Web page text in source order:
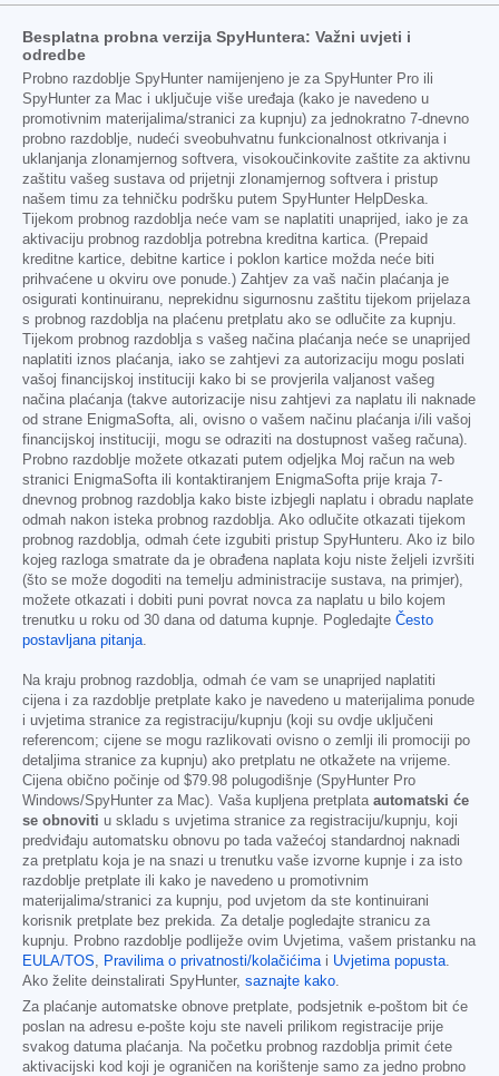
Besplatna probna verzija SpyHuntera: Važni uvjeti i
odredbe
Probno razdoblje SpyHunter namijenjeno je za SpyHunter Pro ili
SpyHunter za Mac i uključuje više uređaja (kako je navedeno u
promotivnim materijalima/stranici za kupnju) za jednokratno 7-dnevno
probno razdoblje, nudeći sveobuhvatnu funkcionalnost otkrivanja i
uklanjanja zlonamjernog softvera, visokoučinkovite zaštite za aktivnu
zaštitu vašeg sustava od prijetnji zlonamjernog softvera i pristup
našem timu za tehničku podršku putem SpyHunter HelpDeska.
Tijekom probnog razdoblja neće vam se naplatiti unaprijed, iako je za
aktivaciju probnog razdoblja potrebna kreditna kartica. (Prepaid
kreditne kartice, debitne kartice i poklon kartice možda neće biti
prihvaćene u okviru ove ponude.) Zahtjev za vaš način plaćanja je
osigurati kontinuiranu, neprekidnu sigurnosnu zaštitu tijekom prijelaza
s probnog razdoblja na plaćenu pretplatu ako se odlučite za kupnju.
Tijekom probnog razdoblja s vašeg načina plaćanja neće se unaprijed
naplatiti iznos plaćanja, iako se zahtjevi za autorizaciju mogu poslati
vašoj financijskoj instituciji kako bi se provjerila valjanost vašeg
načina plaćanja (takve autorizacije nisu zahtjevi za naplatu ili naknade
od strane EnigmaSofta, ali, ovisno o vašem načinu plaćanja i/ili vašoj
financijskoj instituciji, mogu se odraziti na dostupnost vašeg računa).
Probno razdoblje možete otkazati putem odjeljka Moj račun na web
stranici EnigmaSofta ili kontaktiranjem EnigmaSofta prije kraja 7-
dnevnog probnog razdoblja kako biste izbjegli naplatu i obradu naplate
odmah nakon isteka probnog razdoblja. Ako odlučite otkazati tijekom
probnog razdoblja, odmah ćete izgubiti pristup SpyHunteru. Ako iz bilo
kojeg razloga smatrate da je obrađena naplata koju niste željeli izvršiti
(što se može dogoditi na temelju administracije sustava, na primjer),
možete otkazati i dobiti puni povrat novca za naplatu u bilo kojem
trenutku u roku od 30 dana od datuma kupnje. Pogledajte Često
postavljana pitanja.
Na kraju probnog razdoblja, odmah će vam se unaprijed naplatiti
cijena i za razdoblje pretplate kako je navedeno u materijalima ponude
i uvjetima stranice za registraciju/kupnju (koji su ovdje uključeni
referencom; cijene se mogu razlikovati ovisno o zemlji ili promociji po
detaljima stranice za kupnju) ako pretplatu ne otkažete na vrijeme.
Cijena obično počinje od $79.98 polugodišnje (SpyHunter Pro
Windows/SpyHunter za Mac). Vaša kupljena pretplata automatski će
se obnoviti u skladu s uvjetima stranice za registraciju/kupnju, koji
predviđaju automatsku obnovu po tada važećoj standardnoj naknadi
za pretplatu koja je na snazi u trenutku vaše izvorne kupnje i za isto
razdoblje pretplate ili kako je navedeno u promotivnim
materijalima/stranici za kupnju, pod uvjetom da ste kontinuirani
korisnik pretplate bez prekida. Za detalje pogledajte stranicu za
kupnju. Probno razdoblje podliježe ovim Uvjetima, vašem pristanku na
EULA/TOS, Pravilima o privatnosti/kolačićimai Uvjetima popusta.
Ako želite deinstalirati SpyHunter, saznajte kako.
Za plaćanje automatske obnove pretplate, podsjetnik e-poštom bit će
poslan na adresu e-pošte koju ste naveli prilikom registracije prije
svakog datuma plaćanja. Na početku probnog razdoblja primit ćete
aktivacijski kod koji je ograničen na korištenje samo za jedno probno